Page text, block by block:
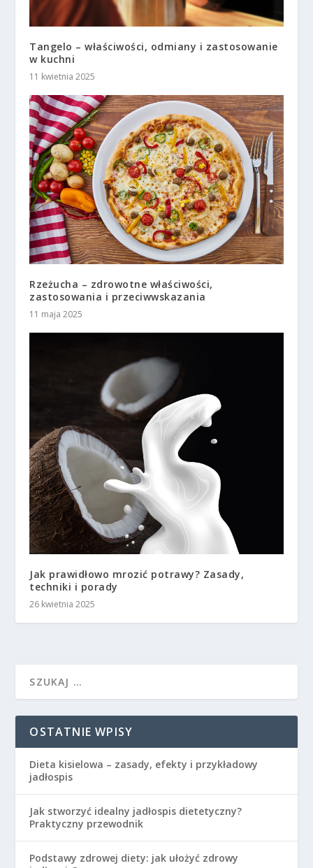
Tangelo – właściwości, odmiany i zastosowanie
w kuchni
11 kwietnia 2025
Rzeżucha – zdrowotne właściwości,
zastosowania i przeciwwskazania
11 maja 2025
Jak prawidłowo mrozić potrawy? Zasady,
techniki i porady
26 kwietnia 2025
OSTATNIE WPISY
Dieta kisielowa – zasady, efekty i przykładowy
jadłospis
Jak stworzyć idealny jadłospis dietetyczny?
Praktyczny przewodnik
Podstawy zdrowej diety: jak ułożyć zdrowy